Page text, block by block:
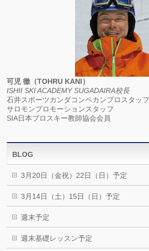
可児 徹（TOHRU KANI）
ISHII SKI ACADEMY SUGADAIRA校長
石井スポーツカンダコンペカンプロスタッフ
サロモンプロモーションスタッフ
SIA日本プロスキー教師協会会員
BLOG
3月20日（金祝）22日（日）予定
3月14日（土）15日（日）予定
週末予定
週末基礎レッスン予定